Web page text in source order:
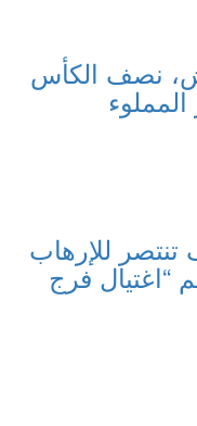
نصف الكأس
للإرهاب
“اغتيال فرج